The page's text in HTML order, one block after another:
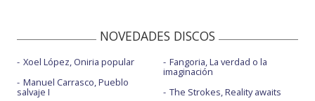
NOVEDADES DISCOS
Xoel López, Oniria popular
Manuel Carrasco, Pueblo
salvaje I
Fangoria, La verdad o la
imaginación
The Strokes, Reality awaits